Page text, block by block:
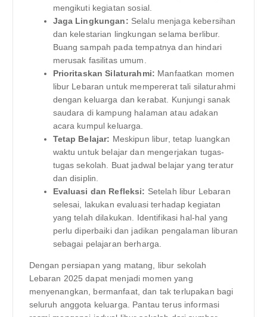
mengikuti kegiatan sosial.
Jaga Lingkungan: Selalu menjaga kebersihan
dan kelestarian lingkungan selama berlibur.
Buang sampah pada tempatnya dan hindari
merusak fasilitas umum.
Prioritaskan Silaturahmi: Manfaatkan momen
libur Lebaran untuk mempererat tali silaturahmi
dengan keluarga dan kerabat. Kunjungi sanak
saudara di kampung halaman atau adakan
acara kumpul keluarga.
Tetap Belajar: Meskipun libur, tetap luangkan
waktu untuk belajar dan mengerjakan tugas-
tugas sekolah. Buat jadwal belajar yang teratur
dan disiplin.
Evaluasi dan Refleksi: Setelah libur Lebaran
selesai, lakukan evaluasi terhadap kegiatan
yang telah dilakukan. Identifikasi hal-hal yang
perlu diperbaiki dan jadikan pengalaman liburan
sebagai pelajaran berharga.
Dengan persiapan yang matang, libur sekolah
Lebaran 2025 dapat menjadi momen yang
menyenangkan, bermanfaat, dan tak terlupakan bagi
seluruh anggota keluarga. Pantau terus informasi